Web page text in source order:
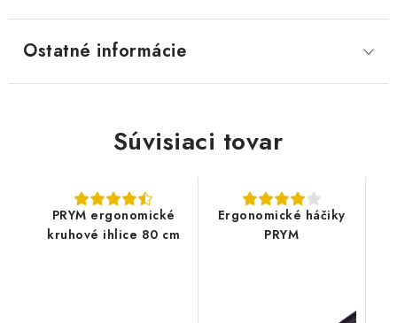
Ostatné informácie
Súvisiaci tovar
PRYM ergonomické
kruhové ihlice 80 cm
Ergonomické háčiky
PRYM